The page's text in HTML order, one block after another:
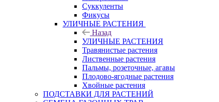
Суккуленты
Фикусы
УЛИЧНЫЕ РАСТЕНИЯ
Назад
УЛИЧНЫЕ РАСТЕНИЯ
Травянистые растения
Лиственные растения
Пальмы, розеточные, агавы
Плодово-ягодные растения
Хвойные растения
ПОДСТАВКИ ДЛЯ РАСТЕНИЙ